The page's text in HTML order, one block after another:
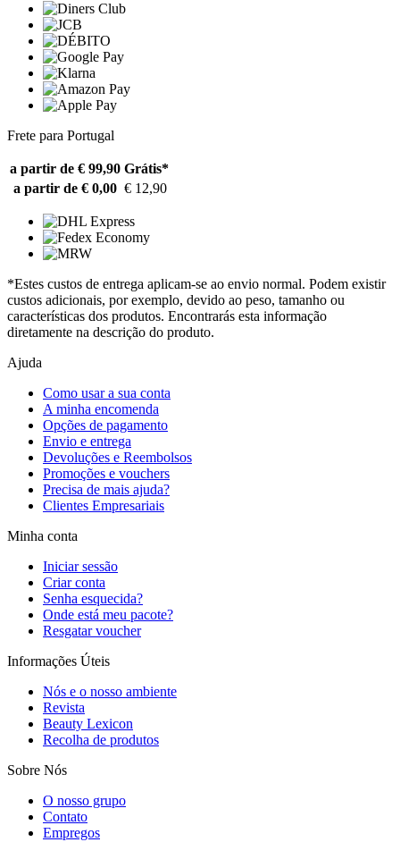
Frete para Portugal
a partir de € 99,90 Grátis*
a partir de € 0,00 € 12,90
*Estes custos de entrega aplicam-se ao envio normal. Podem existir
custos adicionais, por exemplo, devido ao peso, tamanho ou
características dos produtos. Encontrarás esta informação
diretamente na descrição do produto.
Ajuda
Como usar a sua conta
A minha encomenda
Opções de pagamento
Envio e entrega
Devoluções e Reembolsos
Promoções e vouchers
Precisa de mais ajuda?
Clientes Empresariais
Minha conta
Iniciar sessão
Criar conta
Senha esquecida?
Onde está meu pacote?
Resgatar voucher
Informações Úteis
Nós e o nosso ambiente
Revista
Beauty Lexicon
Recolha de produtos
Sobre Nós
O nosso grupo
Contato
Empregos